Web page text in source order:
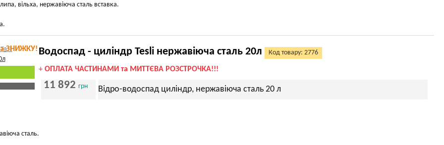
вільха, нержавіюча сталь вставка.
ЗНИЖКУ! Водоспад - циліндр Tesli нержавіюча сталь 20л Код товару: 2776
+ ОПЛАТА ЧАСТИНАМИ та МИТТЄВА РОЗСТРОЧКА!!!
11 892 грн Відро-водоспад циліндр, нержавіюча сталь 20 л
сталь.